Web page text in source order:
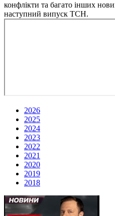
конфлікти та багато інших
наступний випуск ТСН.
2026
2025
2024
2023
2022
2021
2020
2019
2018